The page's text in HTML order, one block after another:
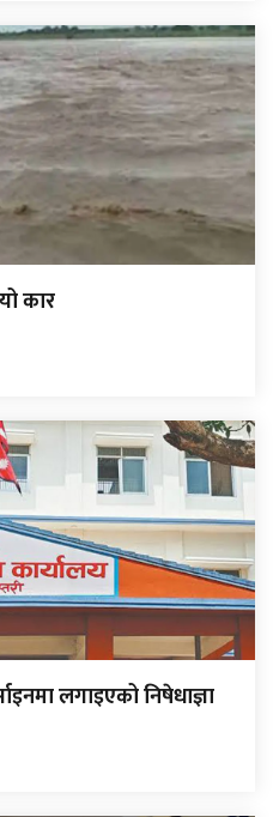
कार
लगाइएको निषेधाज्ञा